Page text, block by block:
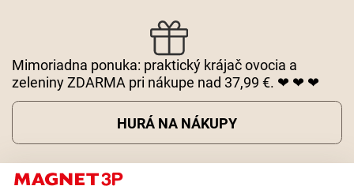
Mimoriadna ponuka: praktický krájač ovocia a
zeleniny ZDARMA pri nákupe nad 37,99 €. ❤ ❤ ❤
HURÁ NA NÁKUPY